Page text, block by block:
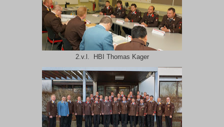
2.v.l. HBI Thomas Kager